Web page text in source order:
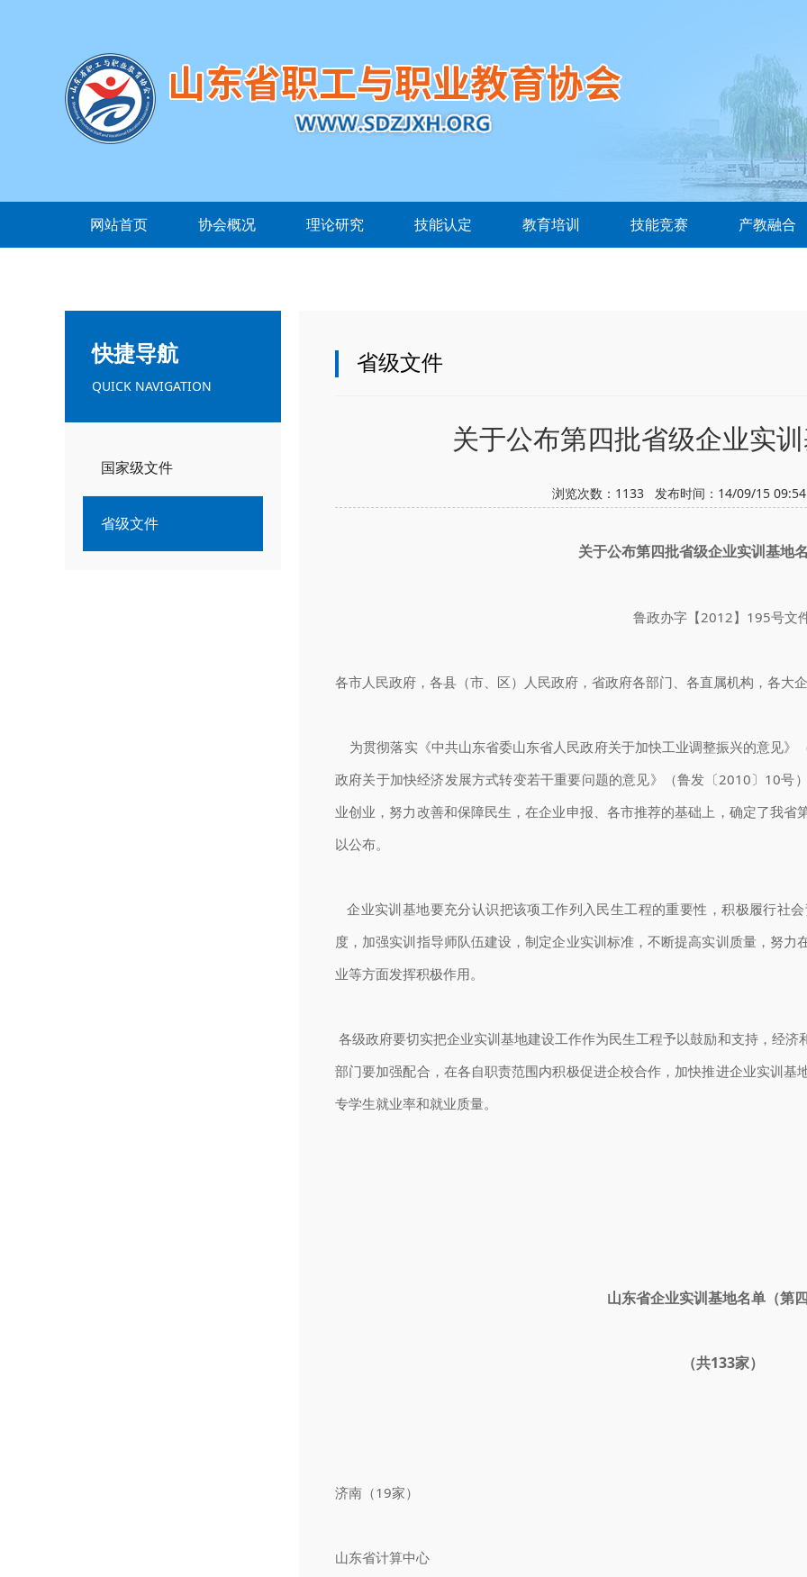
网站首页 协会概况 理论研究 技能认定 教育培训 技能竞赛 产教融合
快捷导航
QUICK NAVIGATION
国家级文件
省级文件
省级文件
关于公布第四批省级企业实
浏览次数： 1133 发布时间：14/09/15
关于公布第四批省级企业实训基地
鲁政办字【2012】195号文
各市人民政府，各县（市、区）人民政府，省政府各部门、各直属机构，各大
为贯彻落实《中共山东省委山东省人民政府关于加快工业调整振兴的意见
政府关于加快经济发展方式转变若干重要问题的意见》（鲁发〔2010〕10号
业创业，努力改善和保障民生，在企业申报、各市推荐的基础上，确定了我
以公布。
企业实训基地要充分认识把该项工作列入民生工程的重要性，积极履行社
度，加强实训指导师队伍建设，制定企业实训标准，不断提高实训质量，努
业等方面发挥积极作用。
各级政府要切实把企业实训基地建设工作作为民生工程予以鼓励和支持，经
部门要加强配合，在各自职责范围内积极促进企校合作，加快推进企业实训
专学生就业率和就业质量。
山东省企业实训基地名单（第
（共133家）
济南（19家）
山东省计算中心